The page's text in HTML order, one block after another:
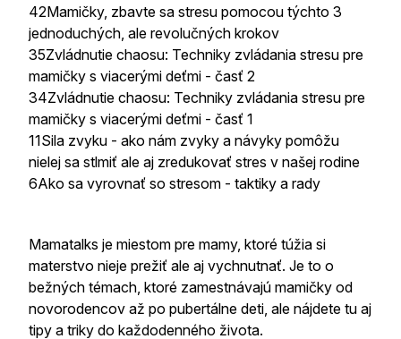
42Mamičky, zbavte sa stresu pomocou týchto 3
jednoduchých, ale revolučných krokov
35Zvládnutie chaosu: Techniky zvládania stresu pre
mamičky s viacerými deťmi - časť 2
34Zvládnutie chaosu: Techniky zvládania stresu pre
mamičky s viacerými deťmi - časť 1
11Sila zvyku - ako nám zvyky a návyky pomôžu
nielej sa stlmiť ale aj zredukovať stres v našej rodine
6Ako sa vyrovnať so stresom - taktiky a rady
Mamatalks je miestom pre mamy, ktoré túžia si
materstvo nieje prežiť ale aj vychnutnať. Je to o
bežných témach, ktoré zamestnávajú mamičky od
novorodencov až po pubertálne deti, ale nájdete tu aj
tipy a triky do každodenného života.